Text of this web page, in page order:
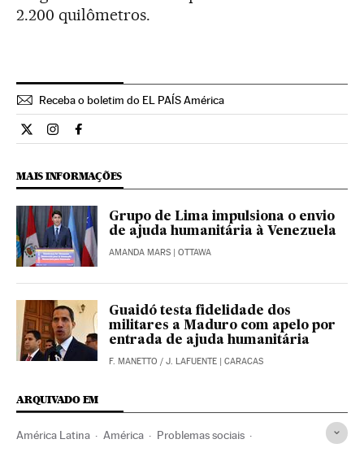
2.200 quilômetros.
Receba o boletim do EL PAÍS América
Internacional El País Brasil en Twitter
Internacional El País Brasil en Instagram
Internacional El País Brasil en Facebook
MAIS INFORMAÇÕES
Grupo de Lima impulsiona o envio
de ajuda humanitária à Venezuela
AMANDA MARS | OTTAWA
Guaidó testa fidelidade dos
militares a Maduro com apelo por
entrada de ajuda humanitária
F. MANETTO / J. LAFUENTE | CARACAS
ARQUIVADO EM
América Latina América Problemas sociais